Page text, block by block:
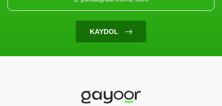
Filtrenize Uygun
Ürün Bulunamadı
KAYDOL